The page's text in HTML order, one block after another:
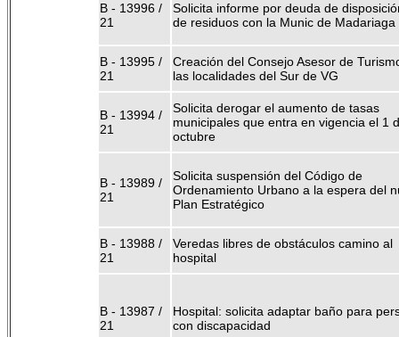
B - 13996 /
21
Solicita informe por deuda de
de residuos con la Munic de Madariaga
B - 13995 /
21
Creación del Consejo Asesor de
las localidades del Sur de VG
B - 13994 /
21
Solicita derogar el aumento de tasas
municipales que entra en vigencia el 1
octubre
B - 13989 /
21
Solicita suspensión del Código de
Ordenamiento Urbano a la espera del
Plan Estratégico
B - 13988 /
21
Veredas libres de obstáculos camino al
hospital
B - 13987 /
21
Hospital: solicita adaptar baño para
con discapacidad